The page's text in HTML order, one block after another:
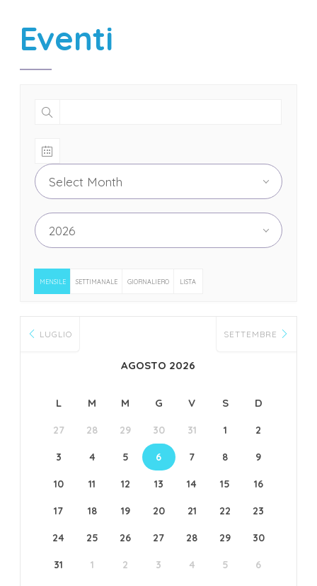
Eventi
Select Month
2026
MENSILE SETTIMANALE GIORNALIERO LISTA
LUGLIO
AGOSTO 2026
SETTEMBRE
L M M G V S D
27 28 29 30 31 1 2
3 4 5 6 7 8 9
10 11 12 13 14 15 16
17 18 19 20 21 22 23
24 25 26 27 28 29 30
31 1 2 3 4 5 6